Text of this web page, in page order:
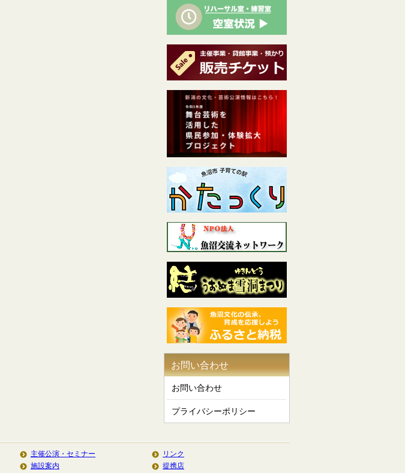
お問い合わせ
お問い合わせ
プライバシーポリシー
主催公演・セミナー
施設案内
リンク
提携店